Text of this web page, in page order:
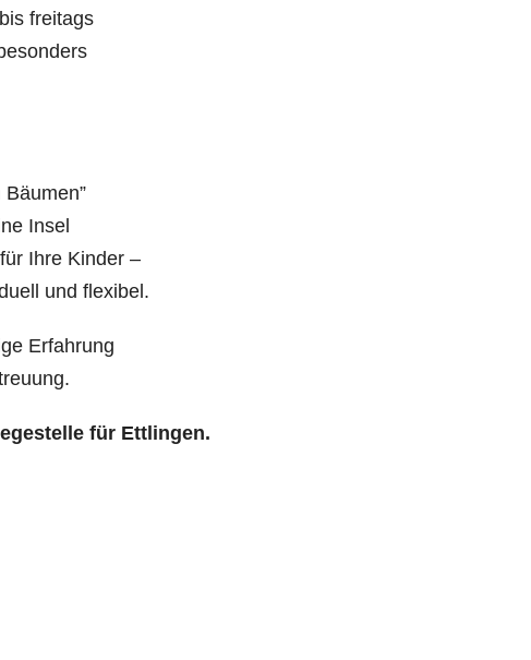
freitags
Insel
Ihre Kinder –
und flexibel.
Erfahrung
für Ettlingen.